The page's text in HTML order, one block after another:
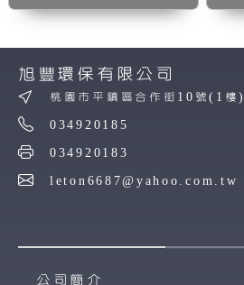
旭豐環保有限公司
桃園市平鎮區合作街10號(1樓)
034920185
034920183
leton6687@yahoo.com.tw
公司簡介